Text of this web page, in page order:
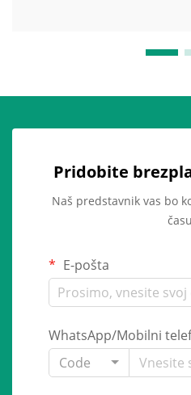
Pridobite
Naš predstavnik vas bo
E-pošta
WhatsApp/Mobilni
Code